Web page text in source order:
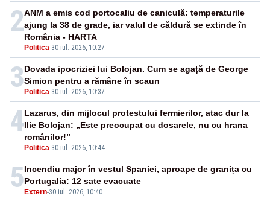
2
Politica-30 iul. 2026, 10:27
ANM a emis cod portocaliu de caniculă: temperaturile
ajung la 38 de grade, iar valul de căldură se extinde în
România - HARTA
3 Politica-30 iul. 2026, 10:37
Dovada ipocriziei lui Bolojan. Cum se agață de George
Simion pentru a rămâne în scaun
4
Politica-30 iul. 2026, 10:44
Lazarus, din mijlocul protestului fermierilor, atac dur la
Ilie Bolojan: „Este preocupat cu dosarele, nu cu hrana
românilor!”
5 Extern-30 iul. 2026, 10:40
Incendiu major în vestul Spaniei, aproape de granița cu
Portugalia: 12 sate evacuate